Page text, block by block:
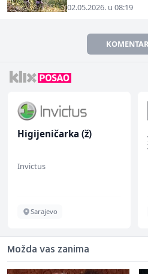
02.05.2026. u 08:19
Higijeničarka (ž)
Invictus
Sarajevo
Možda vas zanima